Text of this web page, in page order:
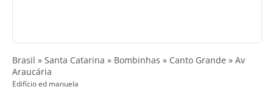
Brasil » Santa Catarina » Bombinhas » Canto Grande » Av
Araucária
Edifício ed manuela